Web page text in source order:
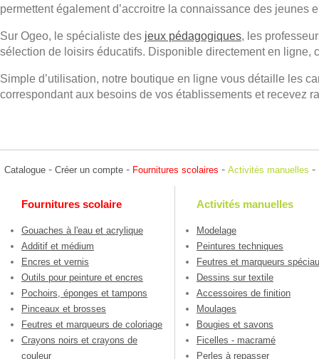
permettent également d’accroitre la connaissance des jeunes
Sur Ogeo, le spécialiste des jeux pédagogiques, les
sélection de loisirs éducatifs. Disponible directement en ligne,
Simple d’utilisation, notre boutique en ligne vous détaille les
correspondant aux besoins de vos établissements et recevez
Catalogue - Créer un compte - Fournitures scolaires - Activités manuelles -
Fournitures scolaire
Gouaches à l'eau et acrylique
Additif et médium
Encres et vernis
Outils pour peinture et encres
Pochoirs, éponges et tampons
Pinceaux et brosses
Feutres et marqueurs de coloriage
Crayons noirs et crayons de
couleur
Activités manuelles
Modelage
Peintures techniques
Feutres et marqueurs
Dessins sur textile
Accessoires de finition
Moulages
Bougies et savons
Ficelles - macramé
Perles à repasser